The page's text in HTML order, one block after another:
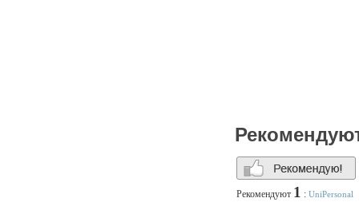
Рекомендуют 1 : UniPersonal